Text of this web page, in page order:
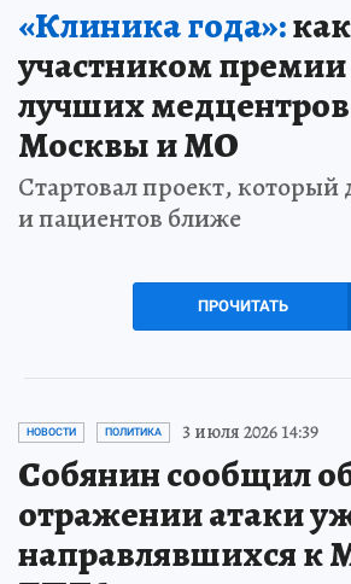
«Клиника года»:
участником премии
лучших
Москвы и МО
Стартовал проект, который
и пациентов ближе
ПРОЧИТАТЬ
НОВОСТИ ПОЛИТИКА 3 июля 2026 14:39
Собянин сообщил
отражении атаки
направлявшихся к